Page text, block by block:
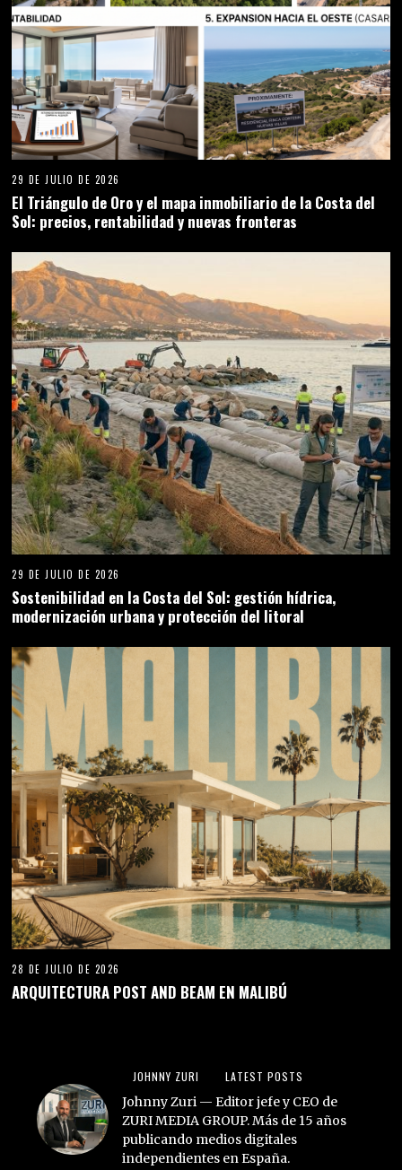
29 DE JULIO DE 2026
El Triángulo de Oro y el mapa inmobiliario de la Costa del
Sol: precios, rentabilidad y nuevas fronteras
29 DE JULIO DE 2026
Sostenibilidad en la Costa del Sol: gestión hídrica,
modernización urbana y protección del litoral
28 DE JULIO DE 2026
ARQUITECTURA POST AND BEAM EN MALIBÚ
JOHNNY ZURI LATEST POSTS
Johnny Zuri — Editor jefe y CEO de
ZURI MEDIA GROUP. Más de 15 años
publicando medios digitales
independientes en España.